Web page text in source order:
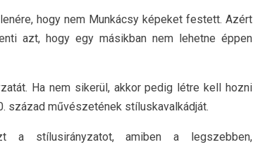
hogy nem Munkácsy képeket festett. Azért
azt, hogy egy másikban nem lehetne éppen
Ha nem sikerül, akkor pedig létre kell hozni
század művészetének stíluskavalkádját.
a stílusirányzatot, amiben a legszebben,